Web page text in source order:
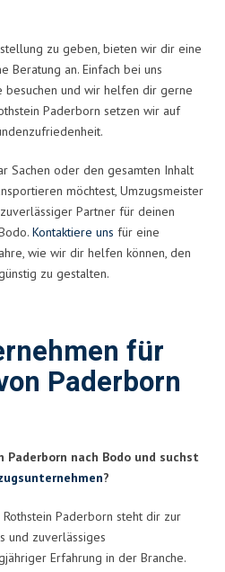
zu geben, bieten wir dir eine
Beratung an. Einfach bei uns
besuchen und wir helfen dir gerne
Paderborn setzen wir auf
Sachen oder den gesamten Inhalt
möchtest, Umzugsmeister
Partner für deinen
Kontaktiere uns für eine
wie wir dir helfen können, den
zu gestalten.
für
Paderborn
Paderborn nach Bodo und suchst
?
Paderborn steht dir zur
und zuverlässiges
Erfahrung in der Branche.